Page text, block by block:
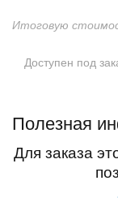
Доступен под
Итоговую
Полезная
Для заказа